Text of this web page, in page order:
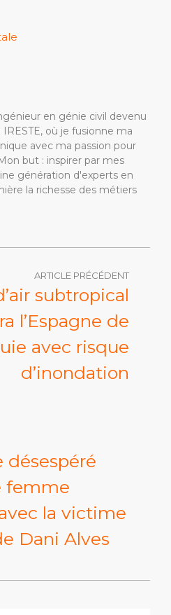
en génie civil devenu
où je fusionne ma
avec ma passion pour
but : inspirer par mes
génération d'experts en
la richesse des métiers
ARTICLE PRÉCÉDENT
subtropical
l’Espagne de
avec risque
d’inondation
désespéré
femme
la victime
Dani Alves